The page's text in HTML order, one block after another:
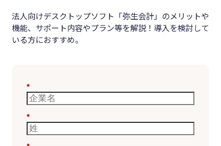
法人向けデスクトップソフト「弥生会計」のメリットや
機能、サポート内容やプラン等を解説！導入を検討して
いる方におすすめ。
*
*